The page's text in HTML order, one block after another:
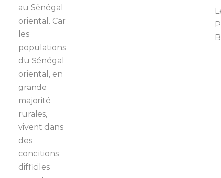
au Sénégal
oriental. Car
les
populations
du Sénégal
oriental, en
grande
majorité
rurales,
vivent dans
des
conditions
difficiles